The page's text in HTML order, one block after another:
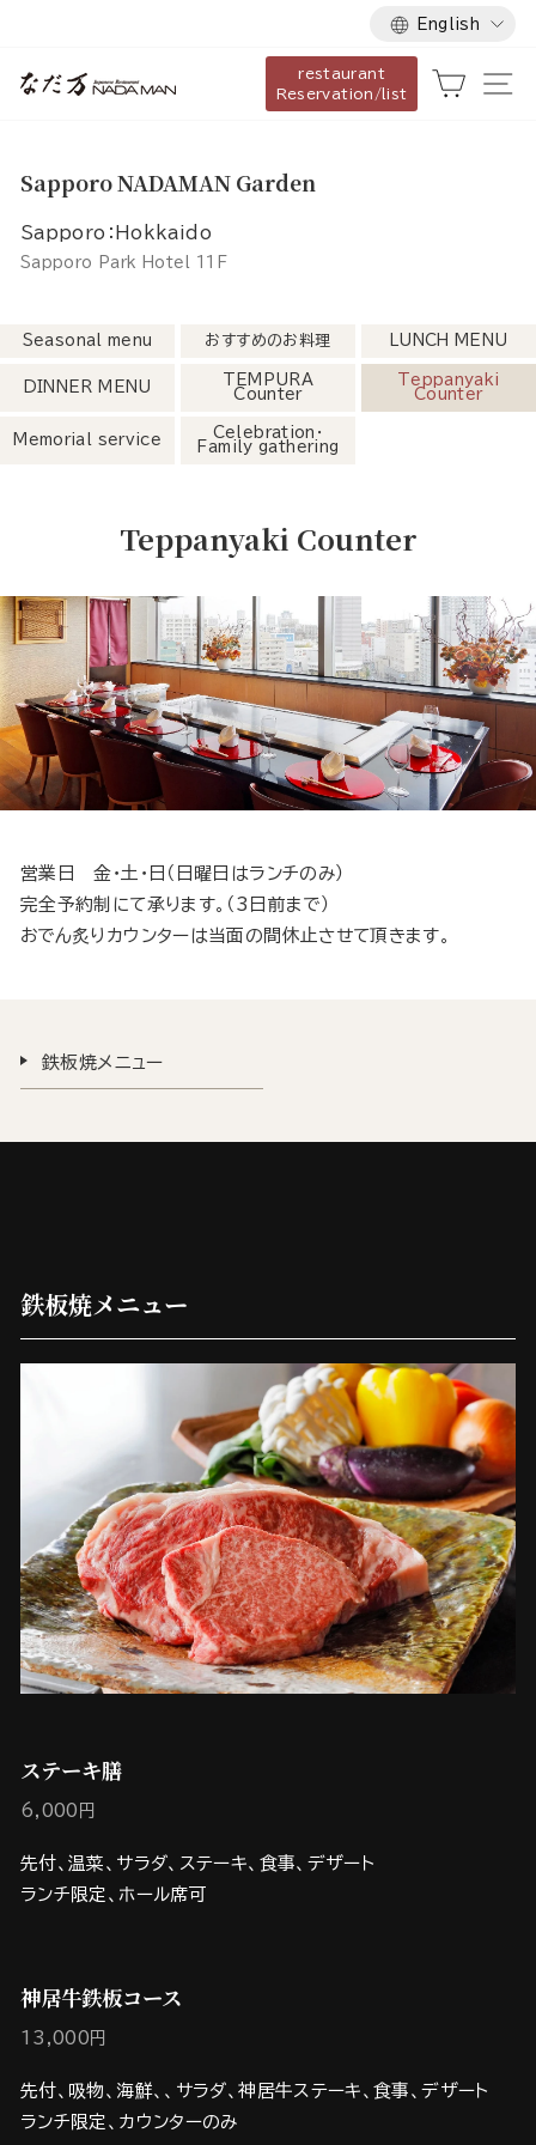
content
Language
English
restaurant
Reservation/list
Cart
Sapporo NADAMAN Garden
Sapporo：Hokkaido
Sapporo Park Hotel 11F
Seasonal menu おすすめのお料理 LUNCH MENU
DINNER MENU
TEMPURA
Counter
Teppanyaki
Counter
Memorial service
Celebration・
Family gathering
Teppanyaki Counter
営業日 金・土・日（日曜日はランチのみ）
完全予約制にて承ります。（3日前まで）
おでん炙りカウンターは当面の間休止させて頂きます。
鉄板焼メニュー
鉄板焼メニュー
ステーキ膳
6,000円
先付、温菜、サラダ、ステーキ、食事、デザート
ランチ限定、ホール席可
神居牛鉄板コース
13,000円
先付、吸物、海鮮、、サラダ、神居牛ステーキ、食事、デザート
ランチ限定、カウンターのみ